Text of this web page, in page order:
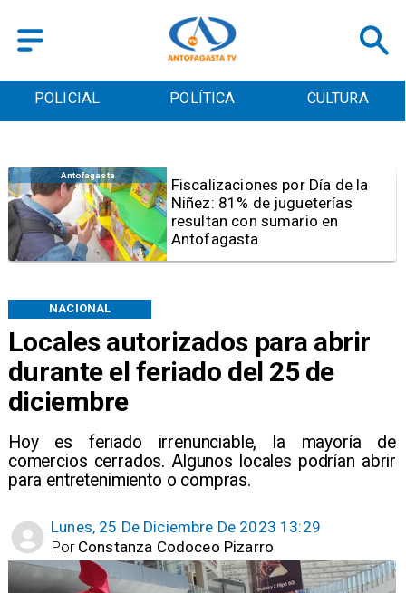
POLICIAL POLÍTICA CULTURA
Locales autorizados para abrir
durante el feriado del 25 de
diciembre
Hoy es feriado irrenunciable, la mayoría de
comercios cerrados. Algunos locales podrían abrir
para entretenimiento o compras.
NACIONAL
Lunes, 25 De Diciembre De 2023 13:29
Constanza Codoceo Pizarro
Por
Antofagasta
Tribunal frena opción de pena
mixta para Karen Rojo por ahora